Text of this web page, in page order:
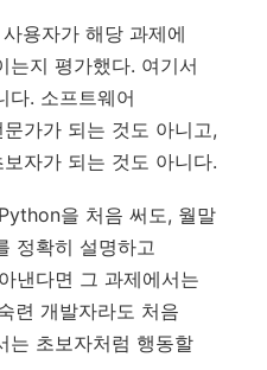
용자가 해당 과제에
는지 평가했다. 여기서
다. 소프트웨어
가가 되는 것도 아니고,
자가 되는 것도 아니다.
을 처음 써도, 월말
정확히 설명하고
낸다면 그 과제에서는
련 개발자라도 처음
는 초보자처럼 행동할